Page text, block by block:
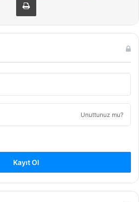
Unuttunuz mu?
Kayıt Ol